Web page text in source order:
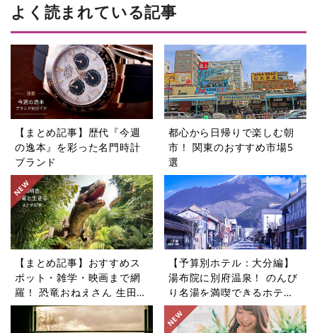
よく読まれている記事
【まとめ記事】歴代『今週
の逸本』を彩った名門時計
ブランド
都心から日帰りで楽しむ朝
市！ 関東のおすすめ市場5
選
【まとめ記事】おすすめス
ポット・雑学・映画まで網
羅！ 恐竜おねえさん 生田晴
香の恐竜コラム9選
【予算別ホテル：大分編】
湯布院に別府温泉！ のんび
り名湯を満喫できるホテル5
選